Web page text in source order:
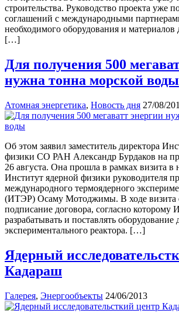
строительства. Руководство проекта уже
соглашений с международными
необходимого оборудования и материалов
[…]
Для получения 500
нужна тонна морской воды
Атомная энергетика, Новость дня 27/08/
Об этом заявил заместитель директора
физики СО РАН Александр Бурдаков на
26 августа. Она прошла в рамках визита в
Институт ядерной физики руководителя
международного термоядерного
(ИТЭР) Осаму Мотоджимы. В ходе визита
подписание договора, согласно которому
разрабатывать и поставлять оборудование
экспериментального реактора. […]
Ядерный
Кадараш
Галерея, Энергообъекты 24/06/2013